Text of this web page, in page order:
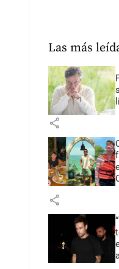
Las más
share
share